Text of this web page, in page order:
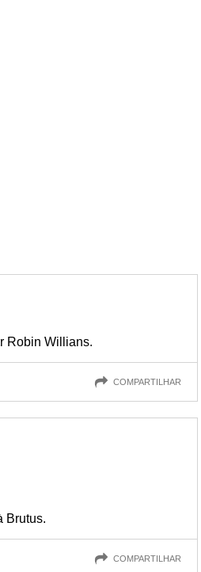
Robin Willians.
COMPARTILHAR
Brutus.
COMPARTILHAR